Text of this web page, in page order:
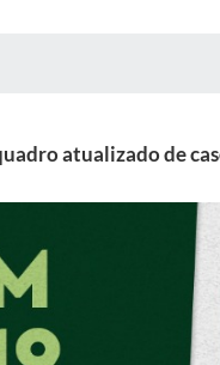
atualizado de